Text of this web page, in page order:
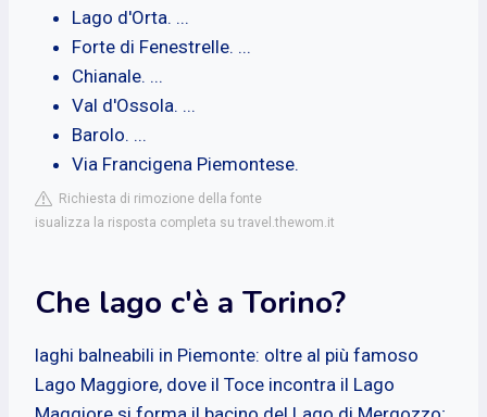
Lago d'Orta. ...
Forte di Fenestrelle. ...
Chianale. ...
Val d'Ossola. ...
Barolo. ...
Via Francigena Piemontese.
Richiesta di rimozione della fonte
isualizza la risposta completa su travel.thewom.it
Che lago c'è a Torino?
laghi balneabili in Piemonte: oltre al più famoso
Lago Maggiore, dove il Toce incontra il Lago